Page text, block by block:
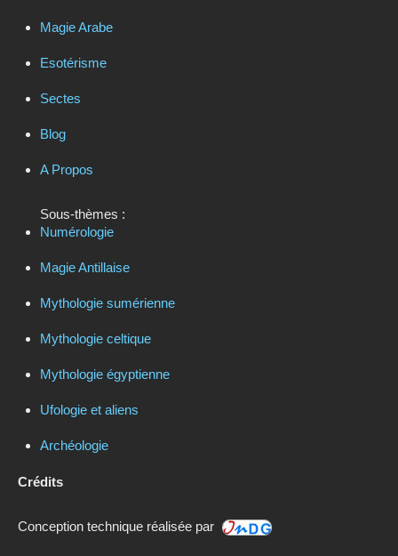
Magie Arabe
Esotérisme
Sectes
Blog
A Propos
Sous-thèmes :
Numérologie
Magie Antillaise
Mythologie sumérienne
Mythologie celtique
Mythologie égyptienne
Ufologie et aliens
Archéologie
Crédits
Conception technique réalisée par